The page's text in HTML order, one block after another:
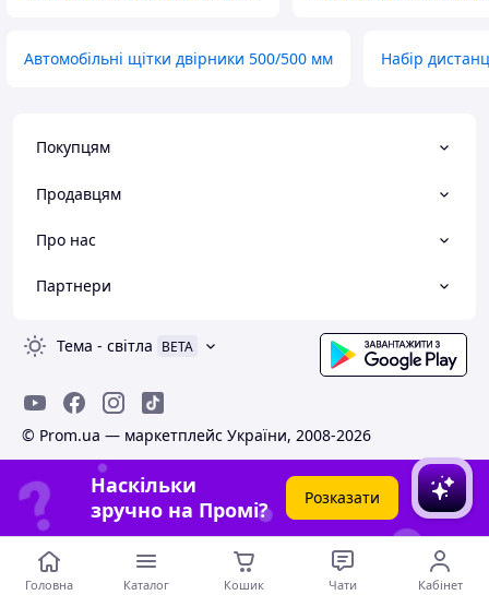
Автомобільні щітки двірники 500/500 мм Набір
Покупцям
Продавцям
Про нас
Партнери
Тема - світла BETA
© Prom.ua — маркетплейс України, 2008-2026
Наскільки
зручно на Промі?
Розказати
Головна Каталог Кошик Чати Кабінет